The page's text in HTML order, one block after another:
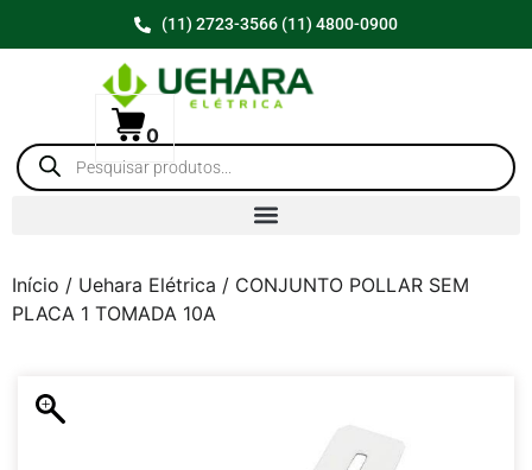
(11) 2723-3566 (11) 4800-0900
0
Início / Uehara Elétrica / CONJUNTO POLLAR SEM
PLACA 1 TOMADA 10A